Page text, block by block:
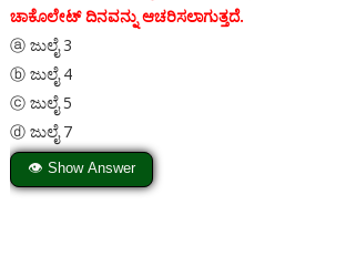
ಚಾಕೊಲೇಟ್ ದಿನವನ್ನು ಆಚರಿಸಲಾಗುತ್ತದೆ.
ⓐ ಜುಲೈ 3
ⓑ ಜುಲೈ 4
ⓒ ಜುಲೈ 5
ⓓ ಜುಲೈ 7
👁 Show Answer